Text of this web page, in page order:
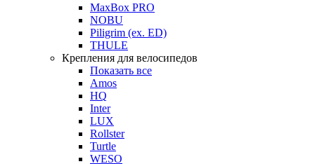
MaxBox PRO
NOBU
Piligrim (ex. ED)
THULE
Крепления для велосипедов
Показать все
Amos
HQ
Inter
LUX
Rollster
Turtle
WESO